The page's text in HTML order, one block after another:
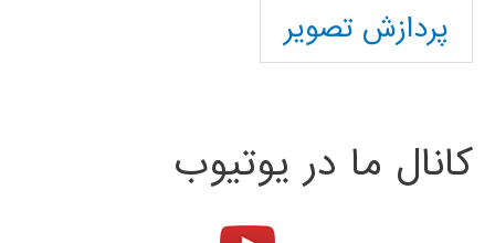
پردازش تصویر
کانال ما در یوتیوب